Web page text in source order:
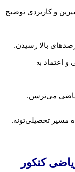
و کاربردی توضیح
بالا رسیدن.
اعتماد به
می‌ترسن.
مسیر تحصیلی‌تونه.